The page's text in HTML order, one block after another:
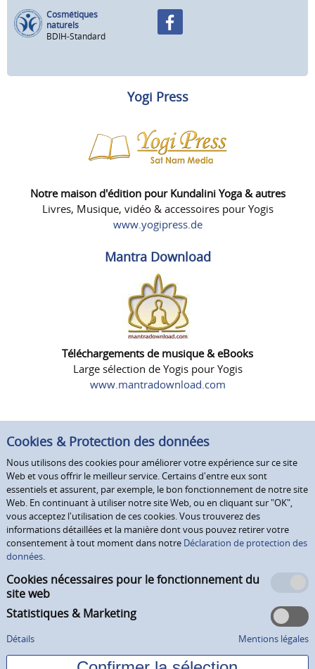
Cosmétiques
naturels
BDIH-Standard
Yogi Press
Notre maison d'édition pour Kundalini Yoga & autres
Livres, Musique, vidéo & accessoires pour Yogis
www.yogipress.de
Mantra Download
Téléchargements de musique & eBooks
Large sélection de Yogis pour Yogis
www.mantradownload.com
Cookies & Protection des données
Nous utilisons des cookies pour améliorer votre expérience sur ce site
Web et vous offrir le meilleur service. Certains d'entre eux sont
essentiels et assurent, par exemple, le bon fonctionnement de notre site
Web. En continuant à utiliser notre site Web, ou en cliquant sur "OK",
vous acceptez l'utilisation de ces cookies. Vous trouverez des
informations détaillées et la manière dont vous pouvez retirer votre
consentement à tout moment dans notre Déclaration de protection des
données.
Cookies nécessaires pour le fonctionnement du
site web
Statistiques & Marketing
Détails Mentions légales